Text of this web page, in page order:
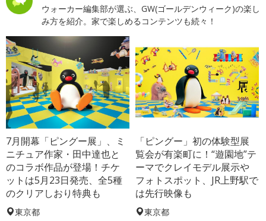
ウォーカー編集部が選ぶ、GW(ゴールデンウィーク)の楽し
み方を紹介。家で楽しめるコンテンツも続々！
7月開幕「ピングー展」、ミ
ニチュア作家・田中達也と
のコラボ作品が登場！チケ
ットは5月23日発売、全5種
のクリアしおり特典も
東京都
「ピングー」初の体験型展
覧会が有楽町に！“遊園地”テ
ーマでクレイモデル展示や
フォトスポット、JR上野駅で
は先行映像も
東京都